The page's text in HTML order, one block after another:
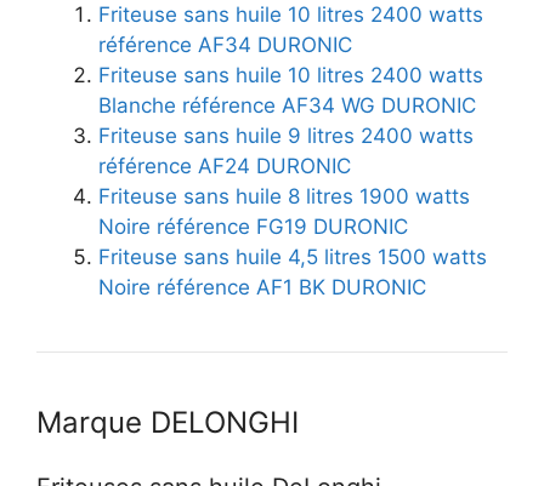
Friteuse sans huile 10 litres 2400 watts
référence AF34 DURONIC
Friteuse sans huile 10 litres 2400 watts
Blanche référence AF34 WG DURONIC
Friteuse sans huile 9 litres 2400 watts
référence AF24 DURONIC
Friteuse sans huile 8 litres 1900 watts
Noire référence FG19 DURONIC
Friteuse sans huile 4,5 litres 1500 watts
Noire référence AF1 BK DURONIC
Marque DELONGHI